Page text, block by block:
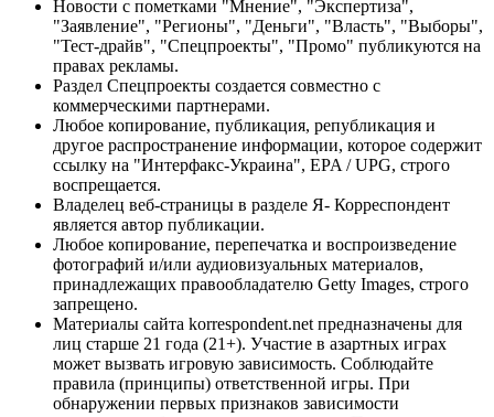
Новости с пометками "Мнение", "Экспертиза",
"Заявление", "Регионы", "Деньги", "Власть", "Выборы",
"Тест-драйв", "Спецпроекты", "Промо" публикуются на
правах рекламы.
Раздел Спецпроекты создается совместно с
коммерческими партнерами.
Любое копирование, публикация, републикация и
другое распространение информации, которое содержит
ссылку на "Интерфакс-Украина", EPA / UPG, строго
воспрещается.
Владелец веб-страницы в разделе Я- Корреспондент
является автор публикации.
Любое копирование, перепечатка и воспроизведение
фотографий и/или аудиовизуальных материалов,
принадлежащих правообладателю Getty Images, строго
запрещено.
Материалы сайта korrespondent.net предназначены для
лиц старше 21 года (21+). Участие в азартных играх
может вызвать игровую зависимость. Соблюдайте
правила (принципы) ответственной игры. При
обнаружении первых признаков зависимости